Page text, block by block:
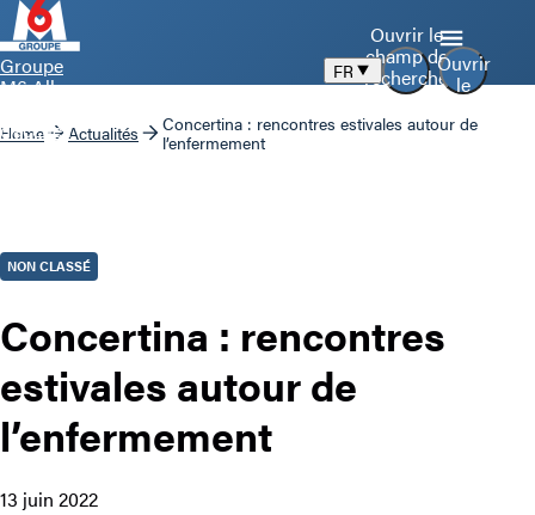
Groupe
M6 Aller
d’accueil
Ouvrir
le
FR
Ouvrir le
champ de
recherche
Home Actualités
Concertina : rencontres estivales autour de
l’enfermement
NON CLASSÉ
Concertina : rencontres
estivales autour de
l’enfermement
13 juin 2022